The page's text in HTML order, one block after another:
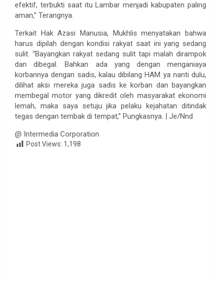
efektif, terbukti saat itu Lambar menjadi kabupaten paling
aman,” Terangnya.
Terkait Hak Azasi Manusia, Mukhlis menyatakan bahwa
harus dipilah dengan kondisi rakyat saat ini yang sedang
sulit. “Bayangkan rakyat sedang sulit tapi malah dirampok
dan dibegal. Bahkan ada yang dengan menganiaya
korbannya dengan sadis, kalau dibilang HAM ya nanti dulu,
dilihat aksi mereka juga sadis ke korban dan bayangkan
membegal motor yang dikredit oleh masyarakat ekonomi
lemah, maka saya setuju jika pelaku kejahatan ditindak
tegas dengan tembak di tempat,” Pungkasnya. | Je/Nnd
@ Intermedia Corporation
Post Views: 1,198